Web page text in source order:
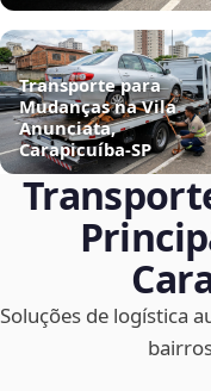
Transporte para
Mudanças na Vila
Anunciata,
Carapicuíba‑SP
Soluções de logística